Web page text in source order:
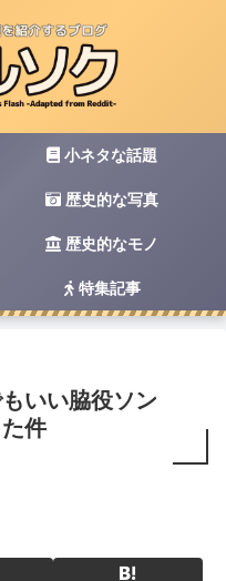
小ネタな話題
歴史的な写真
歴史的なモノ
特集記事
いい脇役ソン
件